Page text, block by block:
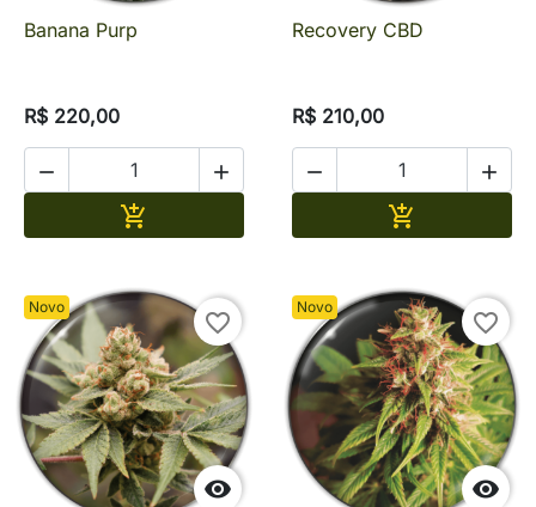
Banana Purp
R$ 220,00
 

Recovery CBD
R$ 210,00
 

Novo

favorite_border
Novo

favorite_border